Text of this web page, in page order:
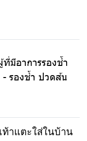
มีอาการรองช้ำ
- รองช้ำ ปวดส้น
ท้าแตะใส่ในบ้าน